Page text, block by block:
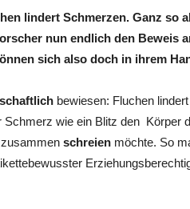
lindert Schmerzen. Ganz so
nun endlich den Beweis
sich also doch in ihrem
bewiesen: Fluchen
Schmerz wie ein Blitz den Körper
schreien möchte. So